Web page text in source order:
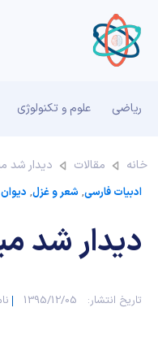
ریاضی علوم و تکنولوژی
خانه مقالات دیدار شد
ادبیات فارسی,شعر و غزل,
دیدار شد
تاریخ انتشار: 1395/12/05